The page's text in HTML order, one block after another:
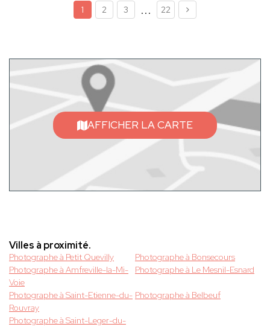
1 2 3 ... 22
AFFICHER LA CARTE
Villes à proximité.
Photographe à Petit Quevilly
Photographe à Bonsecours
Photographe à Amfreville-la-Mi-
Voie
Photographe à Le Mesnil-Esnard
Photographe à Saint-Etienne-du-
Rouvray
Photographe à Belbeuf
Photographe à Saint-Leger-du-